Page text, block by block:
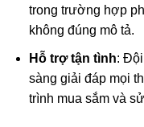
trong trường hợp
không đúng mô tả.
Hỗ trợ tận tình:
sàng giải đáp mọi
trình mua sắm và